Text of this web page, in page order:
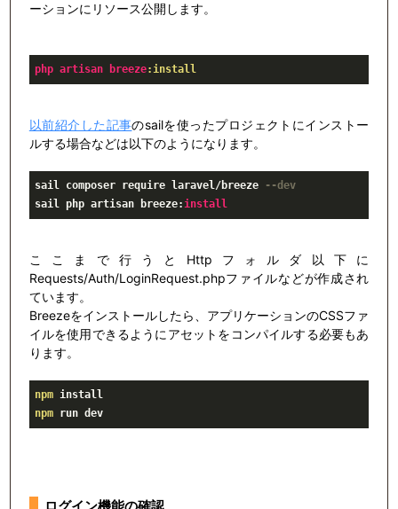
ーションにリソース公開します。
php artisan breeze:install
以前紹介した記事のsailを使ったプロジェクトにインストー
ルする場合などは以下のようになります。
sail composer require laravel/breeze
--dev
sail ​php artisan breeze: install
ここまで行うとHttpフォルダ以下に
Requests/Auth/LoginRequest.phpファイルなどが作成され
ています。
Breezeをインストールしたら、アプリケーションのCSSファ
イルを使用できるようにアセットをコンパイルする必要もあ
ります。
npm
npm run dev